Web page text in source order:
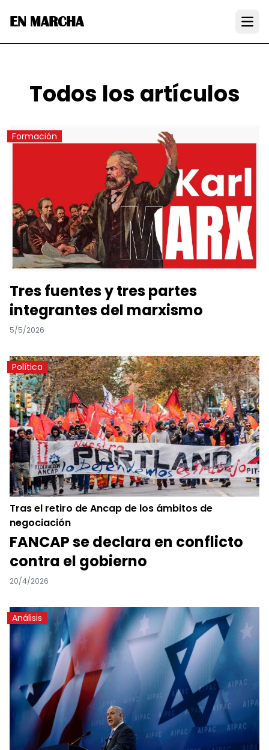
EN MARCHA
Todos los artículos
Formación
Tres fuentes y tres partes
integrantes del marxismo
5/5/2026
Política
Tras el retiro de Ancap de los ámbitos de
negociación
FANCAP se declara en conflicto
contra el gobierno
20/4/2026
Análisis